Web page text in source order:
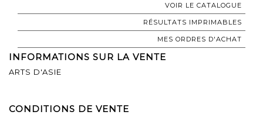
VOIR LE CATALOGUE
RÉSULTATS IMPRIMABLES
MES ORDRES D'ACHAT
INFORMATIONS SUR LA VENTE
ARTS D'ASIE
CONDITIONS DE VENTE